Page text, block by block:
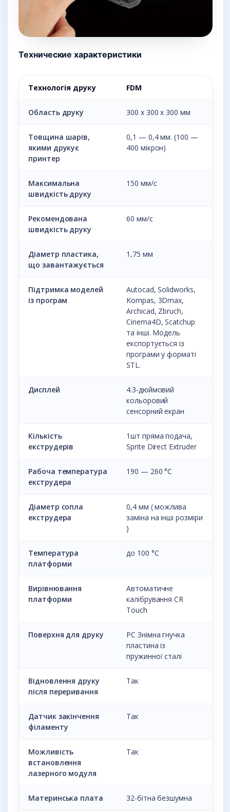
Технические характеристики
Технологія друку FDM
Область друку 300 x 300 x 300 мм
Товщина шарів,
якими друкує
принтер
0,1 — 0,4 мм. (100 —
400 мікрон)
Максимальна
швидкість друку
150 мм/с
Рекомендована
швидкість друку
60 мм/с
Діаметр пластика,
що завантажується
1,75 мм
Підтримка моделей
із програм
Autocad, Solidworks,
Kompas, 3Dmax,
Archicad, Zbruch,
Cinema4D, Scatchup
та інші. Модель
експортується із
програми у форматі
STL.
Дисплей
4.3-дюймовий
кольоровий
сенсорний екран
Кількість
екструдерів
1шт пряма подача,
Sprite Direct Extruder
Рабоча температура
екструдера
190 — 260 °С
Діаметр сопла
екструдера
0,4 мм ( можлива
заміна на інші розміри
)
Температура
платформи
до 100 °С
Вирівнювання
платформи
Автоматичне
калібрування CR
Touch
Поверхня для друку
PC Знімна гнучка
пластина із
пружинної сталі
Відновлення друку
після переривання
Так
Датчик закінчення
філаменту
Так
Можливість
встановлення
лазерного модуля
Так
Материнська плата 32-бітна безшумна